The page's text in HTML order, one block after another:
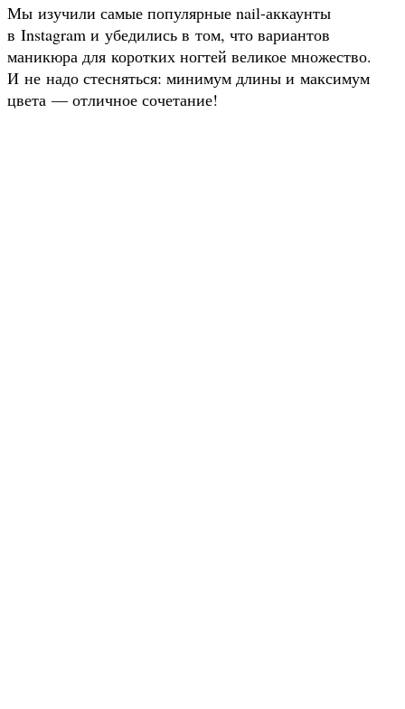
Мы изучили самые популярные nail-аккаунты
в Instagram и убедились в том, что вариантов
маникюра для коротких ногтей великое множество.
И не надо стесняться: минимум длины и максимум
цвета — отличное сочетание!